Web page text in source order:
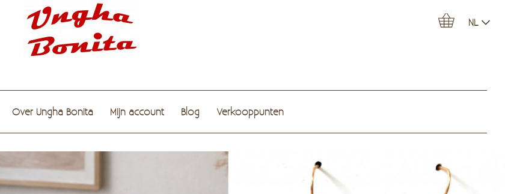
NL
Over Ungha Bonita Mijn account Blog Verkooppunten